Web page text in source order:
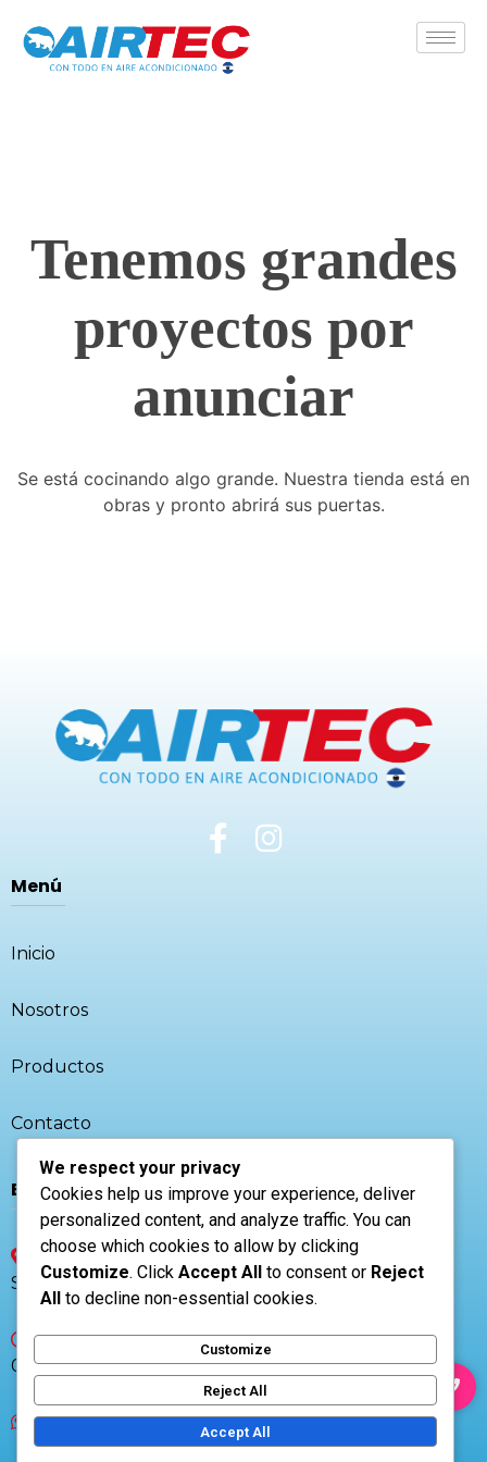
Tenemos grandes
proyectos por
anunciar
Se está cocinando algo grande. Nuestra tienda está en
obras y pronto abrirá sus puertas.
Menú
Inicio
Nosotros
Productos
Contacto
El Salvador 🇸🇻
CP 1101, Av. Las Amapolas casa 1, San
Salvador, El Salvador
Lunes a Viernes
07:00AM - 05:00PM
+503 7853-9270
We respect your privacy
Cookies help us improve your experience, deliver
personalized content, and analyze traffic. You can
choose which cookies to allow by clicking
Customize. Click Accept All to consent or Reject
All to decline non-essential cookies.
Customize
Reject All
Accept All